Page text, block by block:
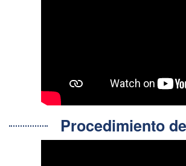
Procedimiento